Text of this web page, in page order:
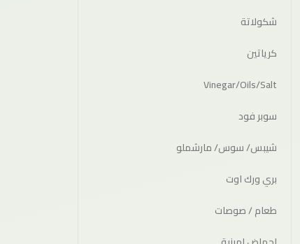
شكولاتة
كرياتين
Vinegar/Oils/Salt
سوبر فود
شيبس/ سوس/ مارشملو
بري ورك اوت
طعام / صوصات